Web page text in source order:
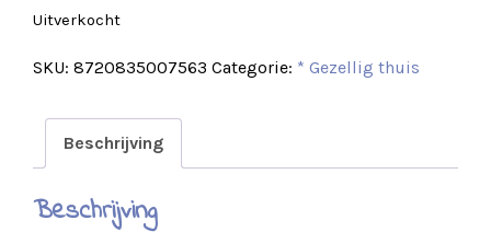
Uitverkocht
SKU: 8720835007563 Categorie: * Gezellig thuis
Beschrijving
Beschrijving